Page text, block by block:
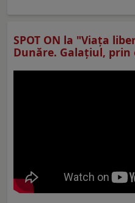
SPOT ON la "Viaţa
Dunăre. Galațiul,